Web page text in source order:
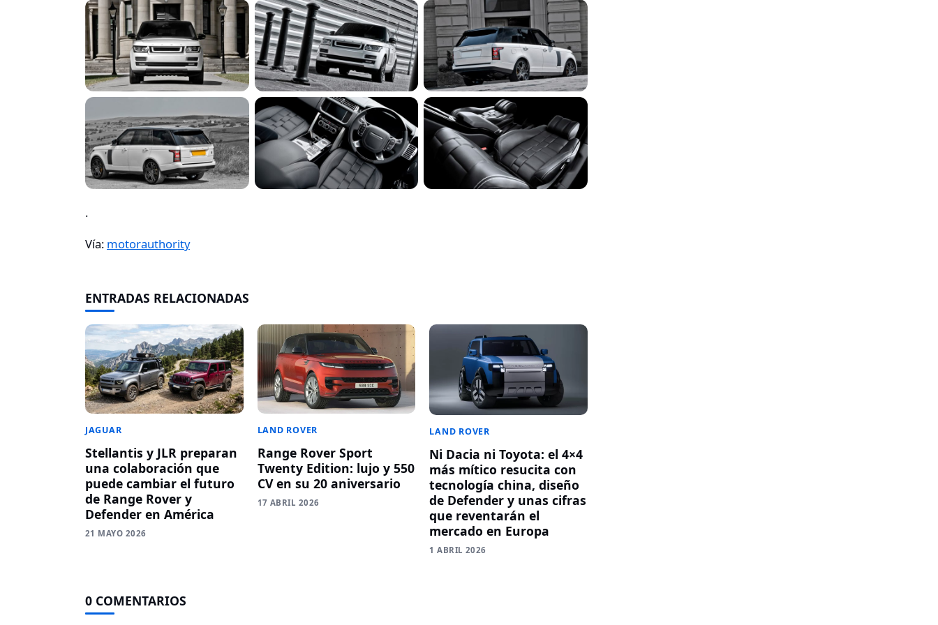
.
Vía: motorauthority
ENTRADAS RELACIONADAS
JAGUAR
Stellantis y JLR preparan
una colaboración que
puede cambiar el futuro
de Range Rover y
Defender en América
21 MAYO 2026
LAND ROVER
Range Rover Sport
Twenty Edition: lujo y 550
CV en su 20 aniversario
17 ABRIL 2026
LAND ROVER
Ni Dacia ni Toyota: el 4×4
más mítico resucita con
tecnología china, diseño
de Defender y unas cifras
que reventarán el
mercado en Europa
1 ABRIL 2026
0 COMENTARIOS